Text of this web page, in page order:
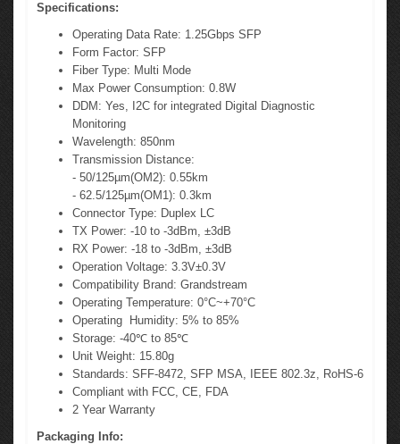
Specifications:
Operating Data Rate: 1.25Gbps SFP
Form Factor: SFP
Fiber Type: Multi Mode
Max Power Consumption: 0.8W
DDM: Yes, I2C for integrated Digital Diagnostic
Monitoring
Wavelength: 850nm
Transmission Distance:
- 50/125µm(OM2): 0.55km
​- 62.5/125µm(OM1): 0.3km
Connector Type: Duplex LC
TX Power: -10 to -3dBm, ±3dB
RX Power: -18 to -3dBm, ±3dB
Operation Voltage: 3.3V±0.3V
Compatibility Brand: Grandstream
Operating Temperature: 0°C~+70°C
Operating Humidity: 5% to 85%
Storage: -40℃ to 85℃
Unit Weight: 15.80g
Standards: SFF-8472, SFP MSA, IEEE 802.3z, RoHS-6
Compliant with FCC, CE, FDA
2 Year Warranty
Packaging Info: